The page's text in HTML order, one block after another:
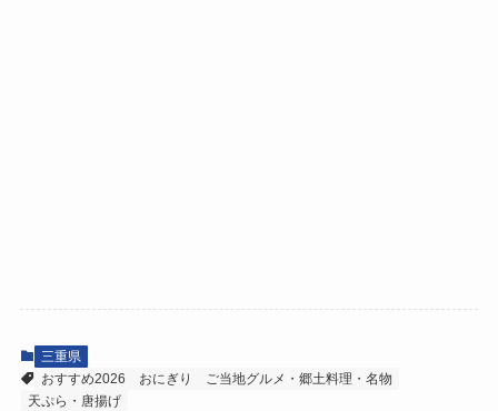
三重県
おすすめ2026
おにぎり
ご当地グルメ・郷土料理・名物
天ぷら・唐揚げ